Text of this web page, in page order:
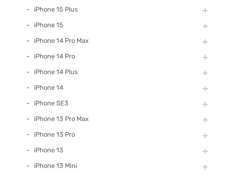
iPhone 15 Plus
iPhone 15
iPhone 14 Pro Max
iPhone 14 Pro
iPhone 14 Plus
iPhone 14
iPhone SE3
iPhone 13 Pro Max
iPhone 13 Pro
iPhone 13
iPhone 13 Mini